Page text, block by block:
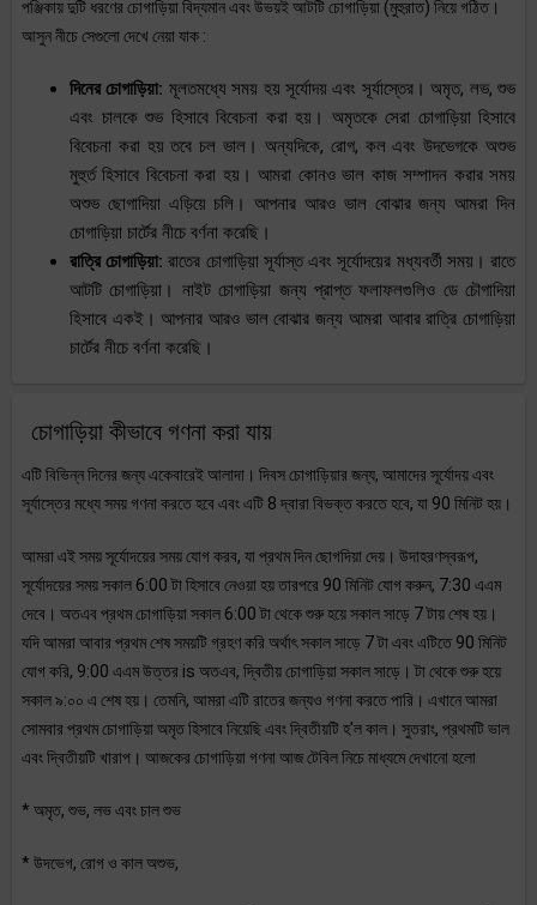
পঞ্জিকায় দুটি ধরণের চোগাড়িয়া বিদ্যমান এবং উভয়ই আটটি চোগাড়িয়া (মুহুরাত) নিয়ে গঠিত।
আসুন নীচে সেগুলো দেখে নেয়া যাক :
দিনের চোগাড়িয়া: মূলতমধ্যে সময় হয় সূর্যোদয় এবং সূর্যাস্তের। অমৃত, লভ, শুভ
এবং চালকে শুভ হিসাবে বিবেচনা করা হয়। অমৃতকে সেরা চোগাড়িয়া হিসাবে
বিবেচনা করা হয় তবে চল ভাল। অন্যদিকে, রোগ, কল এবং উদভেগকে অশুভ
মুহুর্ত হিসাবে বিবেচনা করা হয়। আমরা কোনও ভাল কাজ সম্পাদন করার সময়
অশুভ ছোগাদিয়া এড়িয়ে চলি। আপনার আরও ভাল বোঝার জন্য আমরা দিন
চোগাড়িয়া চার্টের নীচে বর্ণনা করেছি।
রাত্রি চোগাড়িয়া:রাতের চোগাড়িয়া সূর্যাস্ত এবং সূর্যোদয়ের মধ্যবর্তী সময়। রাতে
আটটি চোগাড়িয়া। নাইট চোগাড়িয়া জন্য প্রাপ্ত ফলাফলগুলিও ডে চৌগাদিয়া
হিসাবে একই। আপনার আরও ভাল বোঝার জন্য আমরা আবার রাত্রি চোগাড়িয়া
চার্টের নীচে বর্ণনা করেছি।
চোগাড়িয়া কীভাবে গণনা করা যায়
এটি বিভিন্ন দিনের জন্য একেবারেই আলাদা। দিবস চোগাড়িয়ার জন্য, আমাদের সূর্যোদয় এবং
সূর্যাস্তের মধ্যে সময় গণনা করতে হবে এবং এটি 8 দ্বারা বিভক্ত করতে হবে, যা 90 মিনিট হয়।
আমরা এই সময় সূর্যোদয়ের সময় যোগ করব, যা প্রথম দিন ছোগদিয়া দেয়। উদাহরণস্বরূপ,
সূর্যোদয়ের সময় সকাল 6:00 টা হিসাবে নেওয়া হয় তারপরে 90 মিনিট যোগ করুন, 7:30 এএম
দেবে। অতএব প্রথম চোগাড়িয়া সকাল 6:00 টা থেকে শুরু হয়ে সকাল সাড়ে 7 টায় শেষ হয়।
যদি আমরা আবার প্রথম শেষ সময়টি গ্রহণ করি অর্থাৎ সকাল সাড়ে 7 টা এবং এটিতে 90 মিনিট
যোগ করি, 9:00 এএম উত্তর is অতএব, দ্বিতীয় চোগাড়িয়া সকাল সাড়ে। টা থেকে শুরু হয়ে
সকাল ৯:০০ এ শেষ হয়। তেমনি, আমরা এটি রাতের জন্যও গণনা করতে পারি। এখানে আমরা
সোমবার প্রথম চোগাড়িয়া অমৃত হিসাবে নিয়েছি এবং দ্বিতীয়টি হ'ল কাল। সুতরাং, প্রথমটি ভাল
এবং দ্বিতীয়টি খারাপ। আজকের চোগাড়িয়া গণনা আজ টেবিল নিচে মাধ্যমে দেখানো হলো
* অমৃত, শুভ, লভ এবং চাল শুভ
* উদভেগ, রোগ ও কাল অশুভ,